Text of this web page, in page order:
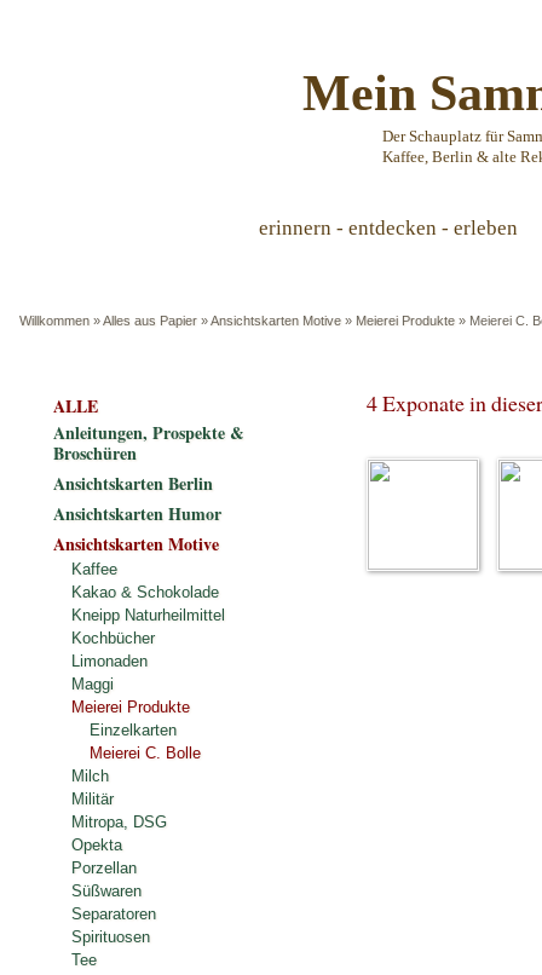
Mein
Der Schauplatz für
Kaffee, Berlin & alte
erinnern - entdecken - erleben
Willkommen »Alles aus Papier »Ansichtskarten Motive » Meierei Produkte » Meierei C.
4 Exponate in
ALLE
Anleitungen, Prospekte &
Broschüren
Ansichtskarten Berlin
Ansichtskarten Humor
Ansichtskarten Motive
Kaffee
Kakao & Schokolade
Kneipp Naturheilmittel
Kochbücher
Limonaden
Maggi
Meierei Produkte
Einzelkarten
Meierei C. Bolle
Milch
Militär
Mitropa, DSG
Opekta
Porzellan
Süßwaren
Separatoren
Spirituosen
Tee